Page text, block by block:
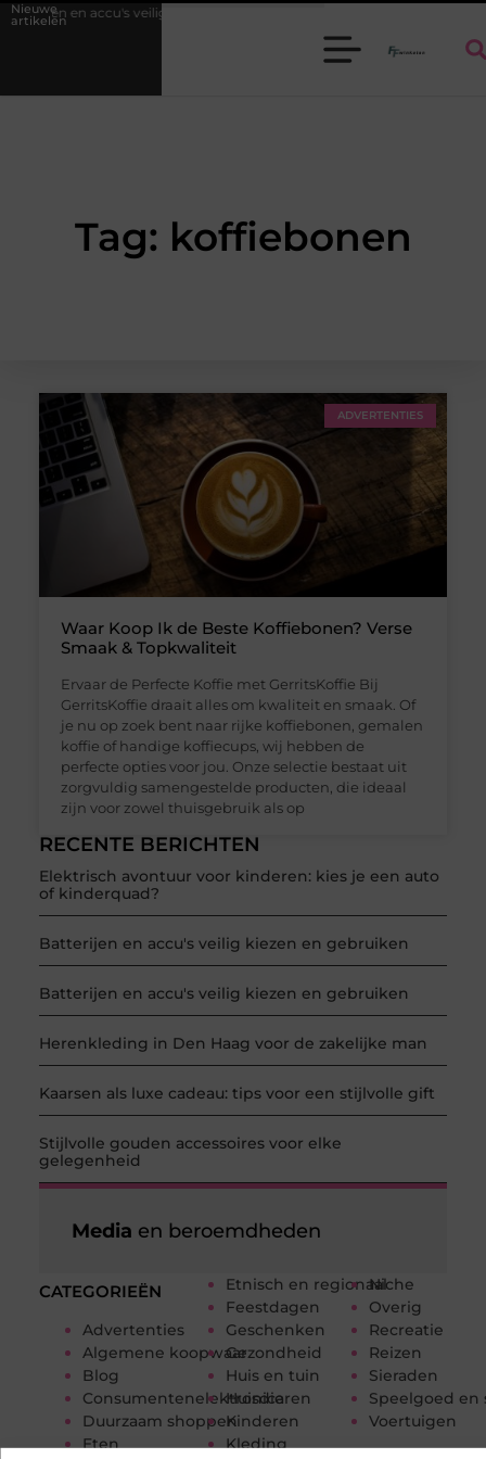
Nieuwe
artikelenen accu's veilig kiezen en gebruiken
Tag: koffiebonen
RECENTE BERICHTEN
Elektrisch avontuur voor kinderen: kies je een auto
of kinderquad?
Batterijen en accu's veilig kiezen en gebruiken
Batterijen en accu's veilig kiezen en gebruiken
Herenkleding in Den Haag voor de zakelijke man
Kaarsen als luxe cadeau: tips voor een stijlvolle gift
Stijlvolle gouden accessoires voor elke
gelegenheid
CATEGORIEËN
Advertenties
Algemene koopwaar
Blog
Consumentenelektronica
Duurzaam shoppen
Eten
Etnisch en regionaal
Feestdagen
Geschenken
Gezondheid
Huis en tuin
Huisdieren
Kinderen
Kleding
Niche
Overig
Recreatie
Reizen
Sieraden
Speelgoed en
Voertuigen
Media en beroemdheden
ADVERTENTIES
Waar Koop Ik de Beste Koffiebonen? Verse
Smaak & Topkwaliteit
Ervaar de Perfecte Koffie met GerritsKoffie Bij
GerritsKoffie draait alles om kwaliteit en smaak. Of
je nu op zoek bent naar rijke koffiebonen, gemalen
koffie of handige koffiecups, wij hebben de
perfecte opties voor jou. Onze selectie bestaat uit
zorgvuldig samengestelde producten, die ideaal
zijn voor zowel thuisgebruik als op